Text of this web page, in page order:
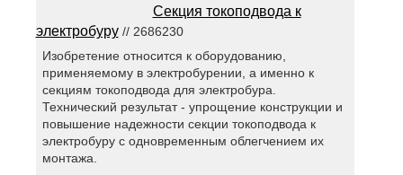
Секция токоподвода к
электробуру// 2686230
Изобретение относится к оборудованию,
применяемому в электробурении, а именно к
секциям токоподвода для электробура.
Технический результат - упрощение конструкции и
повышение надежности секции токоподвода к
электробуру с одновременным облегчением их
монтажа.